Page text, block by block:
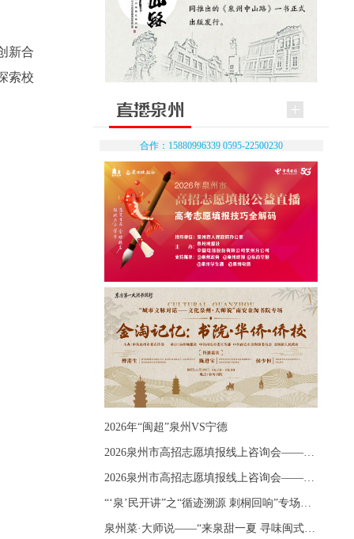
新合
索校
合作：15880996339 0595-22500230
2026年“闽超”泉州VS宁德